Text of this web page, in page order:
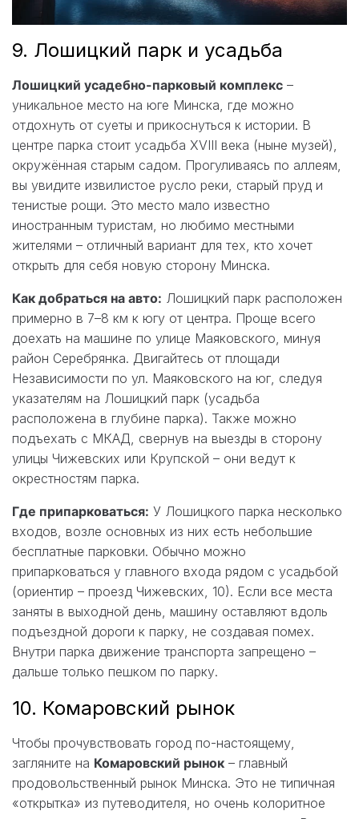
9. Лошицкий парк и усадьба
Лошицкий усадебно-парковый комплекс –
уникальное место на юге Минска, где можно
отдохнуть от суеты и прикоснуться к истории. В
центре парка стоит усадьба XVIII века (ныне музей),
окружённая старым садом. Прогуливаясь по аллеям,
вы увидите извилистое русло реки, старый пруд и
тенистые рощи. Это место мало известно
иностранным туристам, но любимо местными
жителями – отличный вариант для тех, кто хочет
открыть для себя новую сторону Минска.
Как добраться на авто: Лошицкий парк расположен
примерно в 7–8 км к югу от центра. Проще всего
доехать на машине по улице Маяковского, минуя
район Серебрянка. Двигайтесь от площади
Независимости по ул. Маяковского на юг, следуя
указателям на Лошицкий парк (усадьба
расположена в глубине парка). Также можно
подъехать с МКАД, свернув на выезды в сторону
улицы Чижевских или Крупской – они ведут к
окрестностям парка.
Где припарковаться: У Лошицкого парка несколько
входов, возле основных из них есть небольшие
бесплатные парковки. Обычно можно
припарковаться у главного входа рядом с усадьбой
(ориентир – проезд Чижевских, 10). Если все места
заняты в выходной день, машину оставляют вдоль
подъездной дороги к парку, не создавая помех.
Внутри парка движение транспорта запрещено –
дальше только пешком по парку.
10. Комаровский рынок
Чтобы прочувствовать город по-настоящему,
загляните на Комаровский рынок – главный
продовольственный рынок Минска. Это не типичная
«открытка» из путеводителя, но очень колоритное